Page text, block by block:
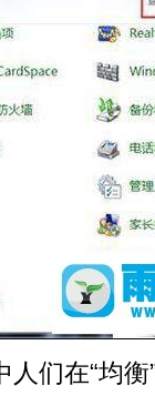
们在“均衡